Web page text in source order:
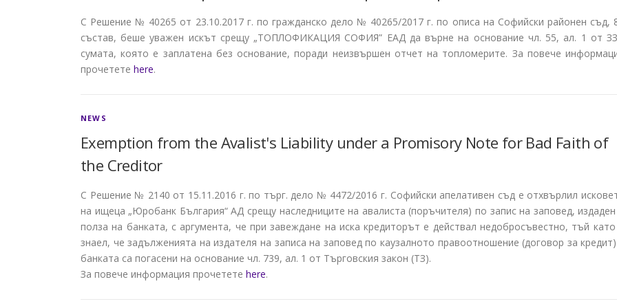
С Решение № 40265 от 23.10.2017 г. по гражданско дело № 40265/2017 г. по описа на Софийски районен съд,
състав, беше уважен искът срещу „ТОПЛОФИКАЦИЯ СОФИЯ” ЕАД да върне на основание чл. 55, ал. 1 от
сумата, която е заплатена без основание, поради неизвършен отчет на топломерите. За повече
прочетете here.
NEWS
Exemption from the Avalist's Liability under a Promisory Note for Bad Faith of
the Creditor
С Решение № 2140 от 15.11.2016 г. по търг. дело № 4472/2016 г. Софийски апелативен съд е отхвърлил
на ищеца „Юробанк България“ АД срещу наследниците на авалиста (поръчителя) по запис на заповед,
полза на банката, с аргумента, че при завеждане на иска кредиторът е действал недобросъвестно, тъй
знаел, че задълженията на издателя на записа на заповед по каузалното правоотношение (договор за
банката са погасени на основание чл. 739, ал. 1 от Търговския закон (ТЗ).
За повече информация прочетете here.